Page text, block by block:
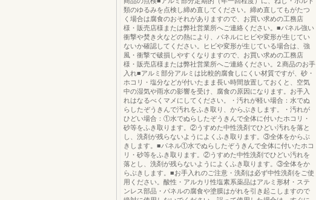
類のゆるみを点検し締め直してください。締め直してもがたつ
く場合は腐食のおそれがありますので、お買い求めの工務店
様・販売店様または弊社営業所へご連絡ください。■パネル強い
衝撃や焚き火などの熱により、パネルにヒビや変形が生じてい
ないか確認してください。ヒビや変形が生じている場合は、強
風・衝撃で破損しやすくなりますので、お買い求めの工務店
様・販売店様または弊社営業所へご連絡ください。2.商品のお手
入れ■アルミ部分アルミは比較的腐食しにくい材質ですが、砂・
ホコリ・塩分などが付いたまま長い時間放置しておくと、空気
中の湿気や雨水の影響を受け、腐食の原因になります。お手入
れはなるべくマメにしてください。・汚れが軽い場合：水でぬ
らしたぞうきんで汚れをふき取り、からぶきします。・汚れが
ひどい場合：①水でぬらしたぞうきんで全体に付いたホコリ・
砂等をふき取ります。②うすめた中性洗剤でひどい汚れを落と
し、洗剤が残らないようによくふき取ります。③全体をからぶ
きします。■パネル①水でぬらしたぞうきんで全体に付いたホコ
リ・砂等をふき取ります。②うすめた中性洗剤でひどい汚れを
落とし、洗剤が残らないようによくふき取ります。③全体をか
らぶきします。■お手入れのご注意・洗剤は必ず中性洗剤をご使
用ください。酸性・アルカリ性塩素系薬品はアルミ形材・ステ
ンレス部品・パネルの腐食や塗膜はがれを引き起こしますので